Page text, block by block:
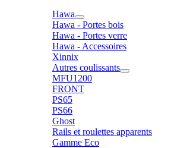
Hawa
Hawa - Portes bois
Hawa - Portes verre
Hawa - Accessoires
Xinnix
Autres coulissants
MFU1200
FRONT
PS65
PS66
Ghost
Rails et roulettes apparents
Gamme Eco